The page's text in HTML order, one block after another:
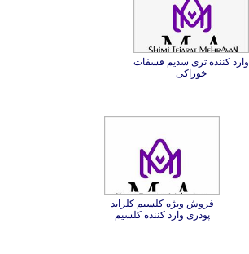
وارد کننده تری سدیم فسفات
خوراکی
فروش ویژه کلسیم کلراید
پودری وارد کننده کلسیم